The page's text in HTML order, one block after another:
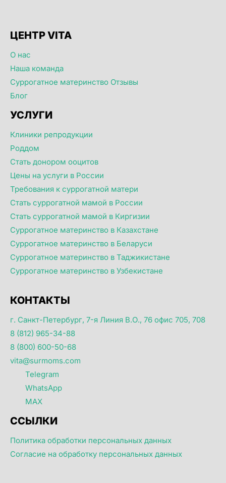
ЦЕНТР VITA
О нас
Наша команда
Суррогатное материнство Отзывы
Блог
УСЛУГИ
Клиники репродукции
Роддом
Стать донором ооцитов
Цены на услуги в России
Требования к суррогатной матери
Стать суррогатной мамой в России
Стать суррогатной мамой в Киргизии
Суррогатное материнство в Казахстане
Суррогатное материнство в Беларуси
Суррогатное материнство в Таджикистане
Суррогатное материнство в Узбекистане
КОНТАКТЫ
г. Санкт-Петербург, 7-я Линия В.О., 76 офис 705, 708
8 (812) 965-34-88
8 (800) 600-50-68
vita@surmoms.com
Telegram
WhatsApp
MAX
ССЫЛКИ
Политика обработки персональных данных
Согласие на обработку персональных данных